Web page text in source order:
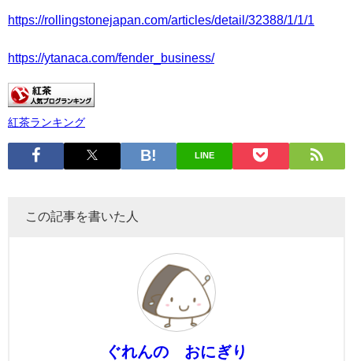
https://rollingstonejapan.com/articles/detail/32388/1/1/1
https://ytanaca.com/fender_business/
紅茶ランキング
LINE
この記事を書いた人
ぐれんの おにぎり